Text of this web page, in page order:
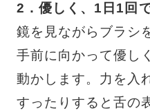
2．優しく、1日1回
鏡を見ながらブラシ
手前に向かって優し
動かします。力を入
すったりすると舌の